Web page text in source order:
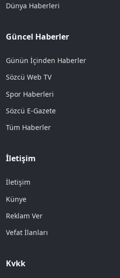
Dünya Haberleri
Güncel Haberler
Günün İçinden Haberler
Sözcü Web TV
Spor Haberleri
Sözcü E-Gazete
Tüm Haberler
İletişim
İletişim
Künye
Reklam Ver
Vefat İlanları
Kvkk